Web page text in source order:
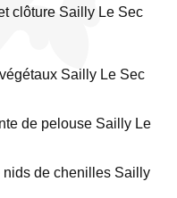
clôture Sailly Le Sec
Sailly Le Sec
de pelouse Sailly Le
de chenilles Sailly